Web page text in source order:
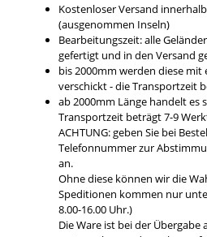
Kostenloser Versand
(ausgenommen Inseln)
Bearbeitungszeit: alle
gefertigt und in den Versand
bis 2000mm werden diese mit
verschickt - die Transportzeit
ab 2000mm Länge handelt es
Transportzeit beträgt 7-9
ACHTUNG: geben Sie bei
Telefonnummer zur
an.
Ohne diese können wir die
Speditionen kommen nur
8.00-16.00 Uhr.)
Die Ware ist bei der